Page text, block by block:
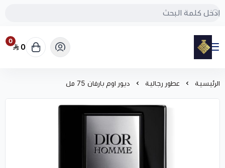
مود
0
0
الرئيسية عطور رجالية ديور اوم بارفان 75 مل